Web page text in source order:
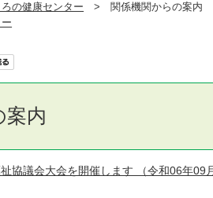
の健康センター > 関係機関からの案内
案内
協議会大会を開催します （令和06年09